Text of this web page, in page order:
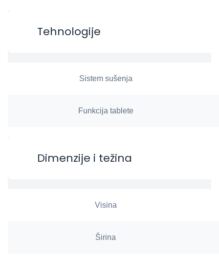
Tehnologije
Sistem sušenja
Funkcija tablete
Dimenzije i težina
Visina
Širina